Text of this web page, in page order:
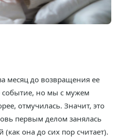
месяц до возвращения ее
событие, но мы с мужем
отмучилась. Значит, это
первым делом занялась
она до сих пор считает).